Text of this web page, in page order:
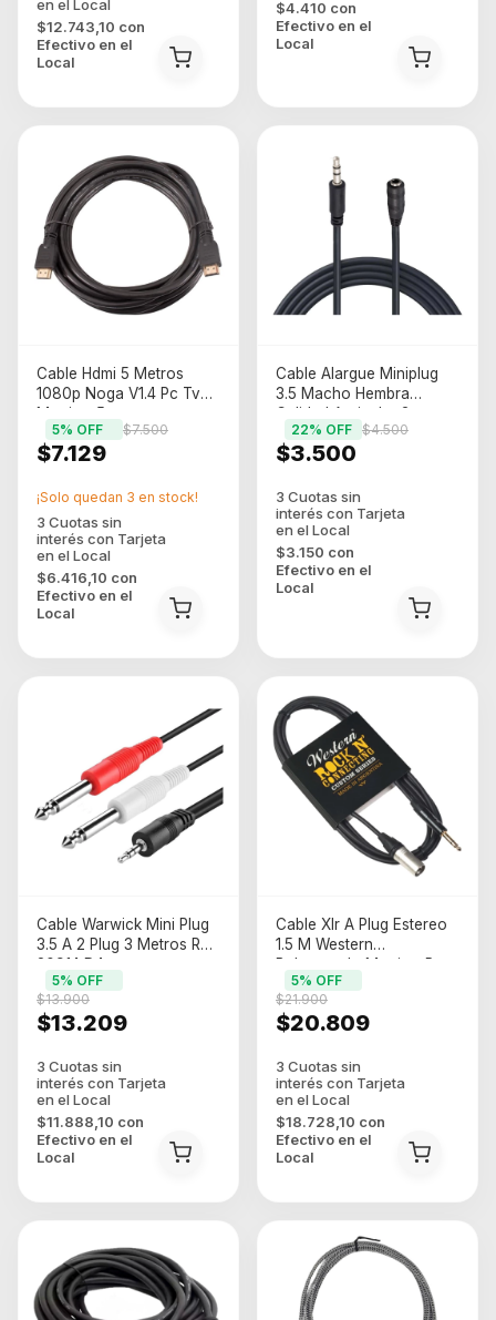
$12.743,10 con
Efectivo en el
Local
$4.410 con
Efectivo en el
Local
Cable Hdmi 5 Metros
1080p Noga V1.4 Pc Tv
Monitor 5m
$7.129
$7.500
5% OFF
$6.416,10 con
Efectivo en el
Local
¡Solo quedan 3 en stock!
Cable Alargue Miniplug
3.5 Macho Hembra
Calidad Auricular 3m
$3.500
$4.500
22% OFF
$3.150 con
Efectivo en el
Local
Cable Warwick Mini Plug
3.5 A 2 Plug 3 Metros Rcl
20914 D4
$13.209
$13.900
5% OFF
$11.888,10 con
Efectivo en el
Local
Cable Xlr A Plug Estereo
1.5 M Western
Balanceado Monitor P
$20.809
$21.900
5% OFF
$18.728,10 con
Efectivo en el
Local